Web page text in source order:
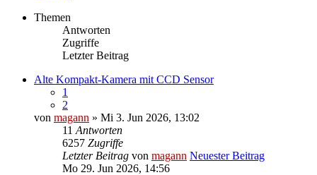
Themen
Antworten
Zugriffe
Letzter Beitrag
Alte Kompakt-Kamera mit CCD Sensor
1
2
von magann » Mi 3. Jun 2026, 13:02
11 Antworten
6257 Zugriffe
Letzter Beitrag von magann Neuester Beitrag
Mo 29. Jun 2026, 14:56